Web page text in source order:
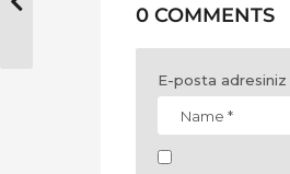
0 COMMENTS
E-posta adresiniz